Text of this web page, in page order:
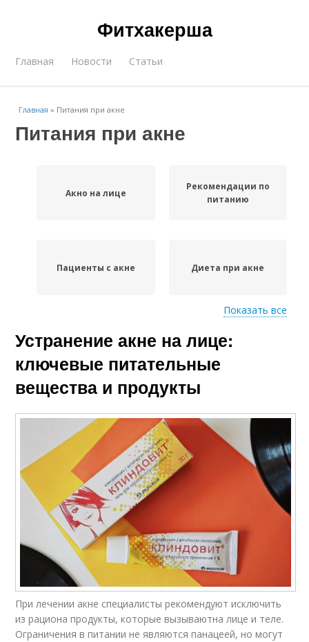
Фитхакерша
Главная Новости Статьи
Главная » Питания при акне
Питания при акне
Акно на лице
Рекомендации по
питанию
Пациенты с акне Диета при акне
Диеты при акне Продукты при акне
Питание при акне Кожи при акне
Показать все
Устранение акне на лице:
ключевые питательные
вещества и продукты
При лечении акне специалисты рекомендуют исключить
из рациона продукты, которые вызываютна лице и теле.
Ограничения в питании не являются панацеей, но могут